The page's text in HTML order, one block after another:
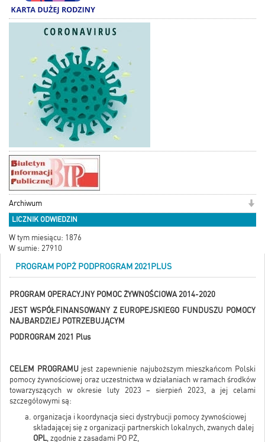
Archiwum
LICZNIK ODWIEDZIN
W tym miesiącu: 1876
W sumie: 27910
PROGRAM POPŻ PODPROGRAM 2021PLUS
PROGRAM OPERACYJNY POMOC ŻYWNOŚCIOWA 2014-2020
JEST WSPÓŁFINANSOWANY Z EUROPEJSKIEGO FUNDUSZU POMOCY
NAJBARDZIEJ POTRZEBUJĄCYM
PODROGRAM 2021 Plus
CELEM PROGRAMU jest zapewnienie najuboższym mieszkańcom Polski
pomocy żywnościowej oraz uczestnictwa w działaniach w ramach środków
towarzyszących w okresie luty 2023 – sierpień 2023, a jej celami
szczegółowymi są:
organizacja i koordynacja sieci dystrybucji pomocy żywnościowej
składającej się z organizacji partnerskich lokalnych, zwanych dalej
OPL, zgodnie z zasadami PO PŻ,